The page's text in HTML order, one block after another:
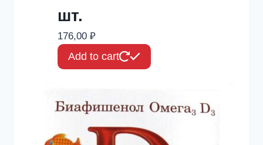
шт.
176,00 ₽
Add to cart